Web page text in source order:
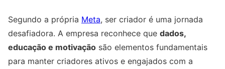
Segundo a própria Meta, ser criador é uma jornada
desafiadora. A empresa reconhece que dados,
educação e motivação são elementos fundamentais
para manter criadores ativos e engajados com a